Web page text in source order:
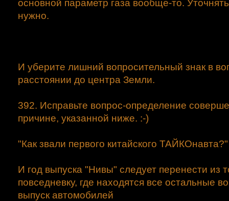
основной параметр газа вообще-то.
нужно.
И уберите лишний вопросительный знак в
расстоянии до центра Земли.
392. Исправьте вопрос-определение
причине, указанной ниже. :-)
"Как звали первого китайского ТАЙКОнавта?"
И год выпуска "Нивы" следует перенести из
повседневку, где находятся все остальные
выпуск автомобилей